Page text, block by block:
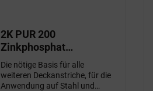
2K PUR 200
Zinkphosphat
Grundierung
Die nötige Basis für alle
weiteren Deckanstriche, für die
Anwendung auf Stahl und